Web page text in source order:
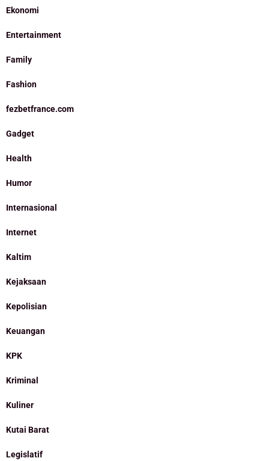
Ekonomi
Entertainment
Family
Fashion
fezbetfrance.com
Gadget
Health
Humor
Internasional
Internet
Kaltim
Kejaksaan
Kepolisian
Keuangan
KPK
Kriminal
Kuliner
Kutai Barat
Legislatif